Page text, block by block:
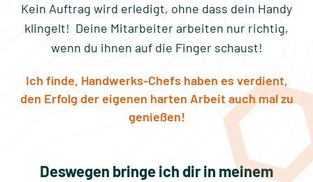
Kein Auftrag wird erledigt, ohne dass dein Handy
klingelt! Deine Mitarbeiter arbeiten nur richtig,
wenn du ihnen auf die Finger schaust!
Ich finde, Handwerks-Chefs haben es verdient,
den Erfolg der eigenen harten Arbeit auch mal zu
genießen!
Deswegen bringe ich dir in meinem